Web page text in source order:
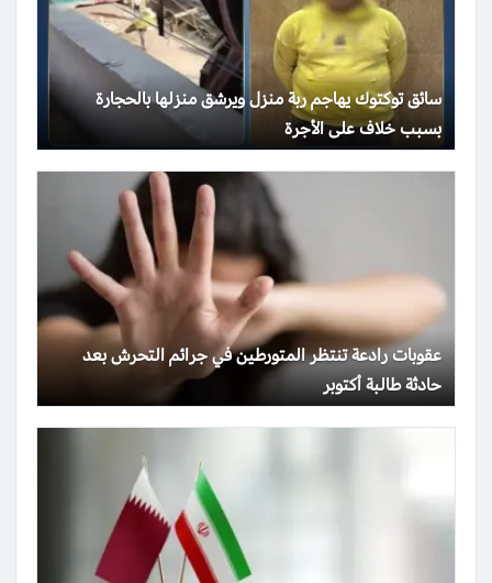
سائق توكتوك يهاجم ربة منزل ويرشق منزلها بالحجارة
بسبب خلاف على الأجرة
عقوبات رادعة تنتظر المتورطين في جرائم التحرش بعد
حادثة طالبة أكتوبر